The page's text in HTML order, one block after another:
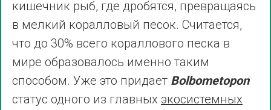
кишечник рыб, где дробятся, превращаясь
в мелкий коралловый песок. Считается,
что до 30% всего кораллового песка в
мире образовалось именно таким
способом. Уже это придает Bolbometopon
статус одного из главных экосистемных